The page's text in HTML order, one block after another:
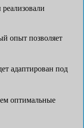
опыт позволяет
адаптирован под
оптимальные